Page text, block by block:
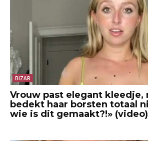
BIZAR
Vrouw past elegant kleedje,
bedekt haar borsten totaal
wie is dit gemaakt?!» (video)